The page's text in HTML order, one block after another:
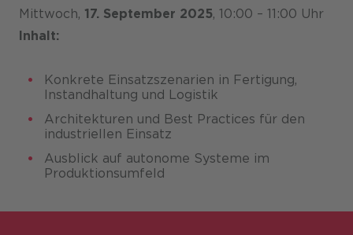
Mittwoch, 17. September 2025, 10:00 – 11:00 Uhr
Inhalt:
Konkrete Einsatzszenarien in Fertigung,
Instandhaltung und Logistik
Architekturen und Best Practices für den
industriellen Einsatz
Ausblick auf autonome Systeme im
Produktionsumfeld